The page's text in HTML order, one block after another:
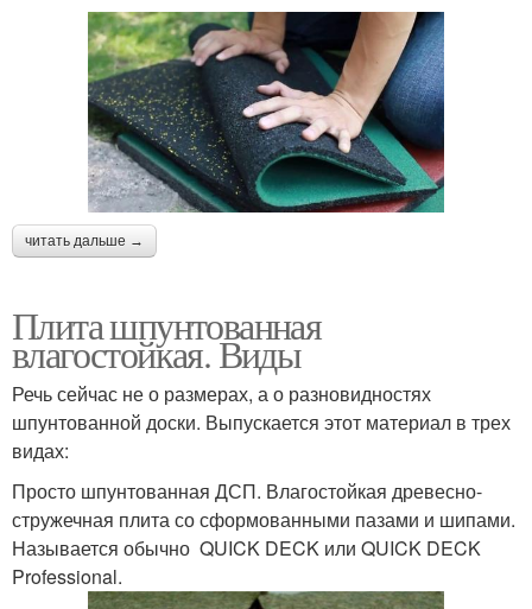
читать дальше →
Плита шпунтованная
влагостойкая. Виды
Речь сейчас не о размерах, а о разновидностях
шпунтованной доски. Выпускается этот материал в трех
видах:
Просто шпунтованная ДСП. Влагостойкая древесно-
стружечная плита со сформованными пазами и шипами.
Называется обычно QUICK DECK или QUICK DECK
Professional.